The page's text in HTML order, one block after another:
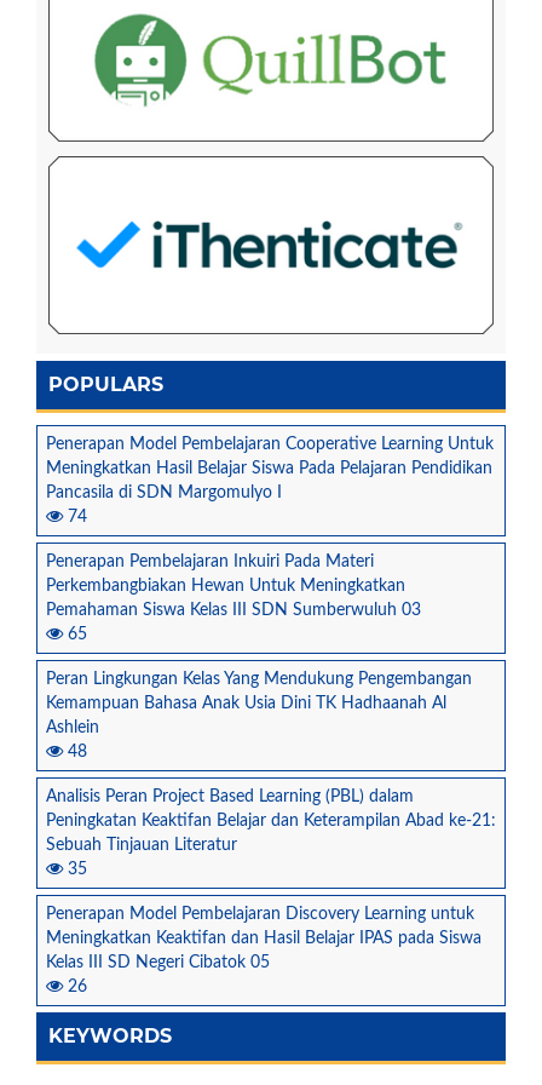
POPULARS
Penerapan Model Pembelajaran Cooperative Learning Untuk
Meningkatkan Hasil Belajar Siswa Pada Pelajaran Pendidikan
Pancasila di SDN Margomulyo I
74
Penerapan Pembelajaran Inkuiri Pada Materi
Perkembangbiakan Hewan Untuk Meningkatkan
Pemahaman Siswa Kelas III SDN Sumberwuluh 03
65
Peran Lingkungan Kelas Yang Mendukung Pengembangan
Kemampuan Bahasa Anak Usia Dini TK Hadhaanah Al
Ashlein
48
Analisis Peran Project Based Learning (PBL) dalam
Peningkatan Keaktifan Belajar dan Keterampilan Abad ke-21:
Sebuah Tinjauan Literatur
35
Penerapan Model Pembelajaran Discovery Learning untuk
Meningkatkan Keaktifan dan Hasil Belajar IPAS pada Siswa
Kelas III SD Negeri Cibatok 05
26
KEYWORDS